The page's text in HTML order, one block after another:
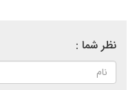
نظر شما :